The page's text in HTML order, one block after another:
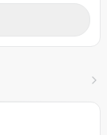
человека.
количество раз.
по